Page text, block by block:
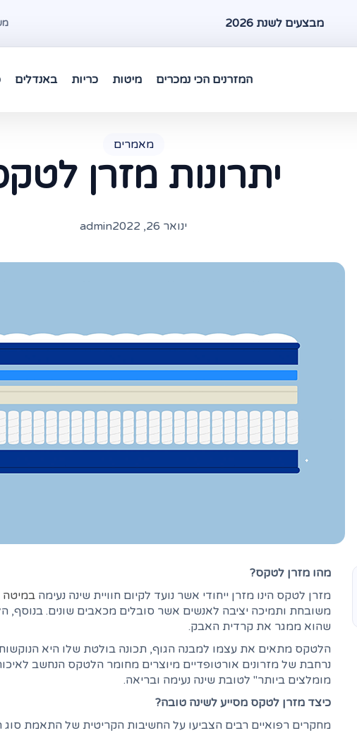
מבצעים לשנת 2026
המזרנים הכי נמכרים מיטות כריות באנדלים
מאמרים
יתרונות מזרן
ינואר 26, 2022 admin
מהו מזרן לטקס?
מזרן לטקס הינו מזרן ייחודי אשר נועד לקיום חוויית שינה נעימה במיטה
משובחת ותמיכה יציבה לאנשים אשר סובלים מכאבים שונים. בנוסף,
שהוא ממגר את קרדית האבק.
הלטקס מתאים את עצמו למבנה הגוף, תכונה בולטת שלו היא
נרחבת של מזרונים אורטופדיים מיוצרים מחומר הלטקס הנחשב
מומלצים ביותר" לטובת שינה נעימה ובריאה.
כיצד מזרן לטקס מסייע לשינה טובה?
מחקרים רפואיים רבים הצביעו על החשיבות הקריטית של התאמת